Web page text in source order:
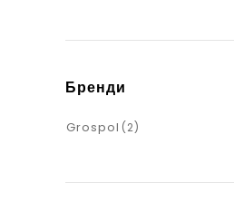
Бренди
Grospol (2)